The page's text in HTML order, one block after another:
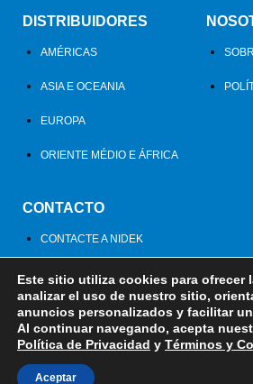
DISTRIBUIDORES
AMÉRICAS
ASIA E OCEANIA
EUROPA
ORIENTE MÉDIO E ÁFRICA
CONTACTO
CONTACTE A NIDEK
Política de Privacidad
Este sitio utiliza cookies para ofrecer
analizar el uso de nuestro sitio,
anuncios personalizados y facilitar
Al continuar navegando, acepta
Política de Privacidad y Términos y
Aceptar